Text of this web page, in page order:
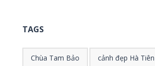
TAGS
Chùa Tam Bảo cảnh đẹp Hà Tiên